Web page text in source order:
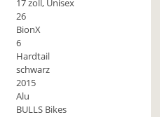
17 zoll, Unisex
26
BionX
6
Hardtail
schwarz
2015
Alu
BULLS Bikes